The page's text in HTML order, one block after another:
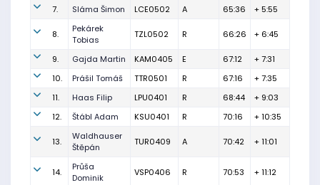
7. Sláma Šimon LCE0502 A 65:36 + 5:55
8.
Pekárek
Tobias
TZL0502 R 66:26 + 6:45
9. Gajda Martin KAM0405 E 67:12
+ 7:31
10.
Prášil Tomáš TTR0501 R 67:16
+ 7:35
11.
Haas Filip LPU0401 R 68:44
+ 9:03
12.
Štábl Adam KSU0401 R 70:16 + 10:35
13.
Waldhauser
Štěpán
TUR0409 A 70:42 + 11:01
14.
Průša
Dominik
VSP0406 R 70:53 + 11:12